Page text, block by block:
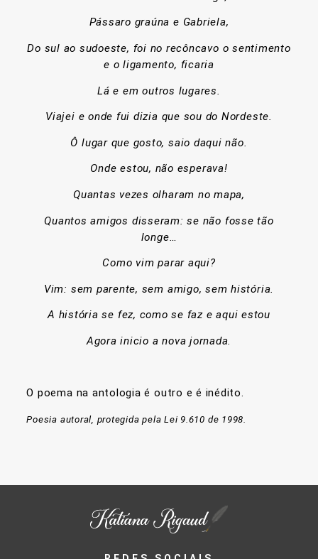
Pássaro graúna e Gabriela,
Do sul ao sudoeste, foi no recôncavo o sentimento
e o ligamento, ficaria
Lá e em outros lugares.
Viajei e onde fui dizia que sou do Nordeste.
Ô lugar que gosto, saio daqui não.
Onde estou, não esperava!
Quantas vezes olharam no mapa,
Quantos amigos disseram: se não fosse tão
longe…
Como vim parar aqui?
Vim: sem parente, sem amigo, sem história.
A história se fez, como se faz e aqui estou
Agora inicio a nova jornada.
O poema na antologia é outro e é inédito.
Poesia autoral, protegida pela Lei 9.610 de 1998.